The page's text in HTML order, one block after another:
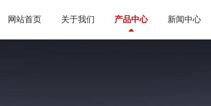
网站首页 关于我们 产品中心 新闻中心